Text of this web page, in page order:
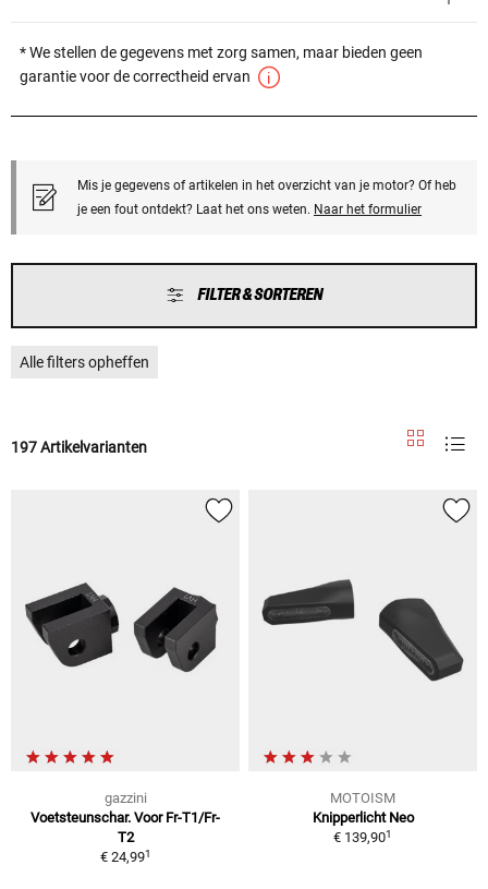
* We stellen de gegevens met zorg samen, maar bieden geen
garantie voor de correctheid ervan
Mis je gegevens of artikelen in het overzicht van je motor? Of heb
je een fout ontdekt? Laat het ons weten. Naar het formulier
FILTER & SORTEREN
Alle filters opheffen
197 Artikelvarianten
gazzini
Voetsteunschar. Voor Fr-T1/Fr-
T2
€ 24,991
MOTOISM
Knipperlicht Neo
€ 139,901